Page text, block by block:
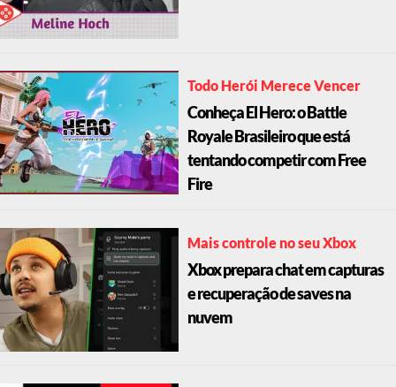
Todo Herói Merece Vencer
Conheça El Hero: o Battle
Royale Brasileiro que está
tentando competir com Free
Fire
Mais controle no seu Xbox
Xbox prepara chat em capturas
e recuperação de saves na
nuvem